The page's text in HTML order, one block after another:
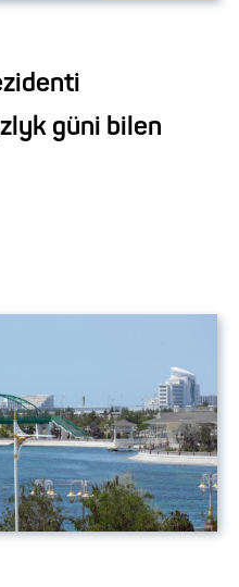
güni bilen